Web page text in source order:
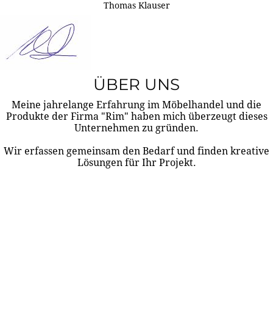
Thomas Klauser
ÜBER UNS
Meine jahrelange Erfahrung im Möbelhandel und die
Produkte der Firma "Rim" haben mich überzeugt dieses
Unternehmen zu gründen.
Wir erfassen gemeinsam den Bedarf und finden kreative
Lösungen für Ihr Projekt.